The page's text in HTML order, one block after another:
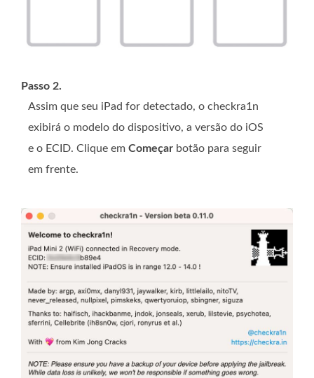
Passo 2.
Assim que seu iPad for detectado, o checkra1n
exibirá o modelo do dispositivo, a versão do iOS
e o ECID. Clique em Começar botão para seguir
em frente.